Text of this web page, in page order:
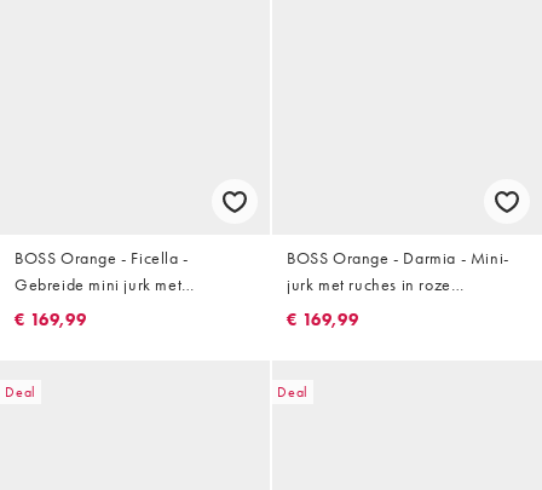
BOSS Orange - Ficella -
Gebreide mini jurk met
kapmouwtjes in zwart
€ 169,99
BOSS Orange - Darmia - Mini-
jurk met ruches in roze
bloemenprint
€ 169,99
Deal Deal